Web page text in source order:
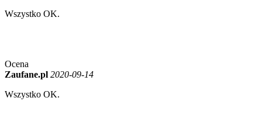
Wszystko OK.
Ocena
Zaufane.pl 2020-09-14
Wszystko OK.